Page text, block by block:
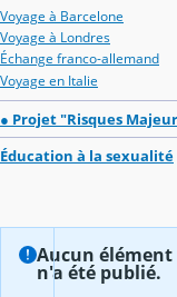
Voyage à Barcelone
Voyage à Londres
Échange franco-allemand
Voyage en Italie
● Projet "Risques
Éducation à la sexualité
Aucun
n'a été publié.